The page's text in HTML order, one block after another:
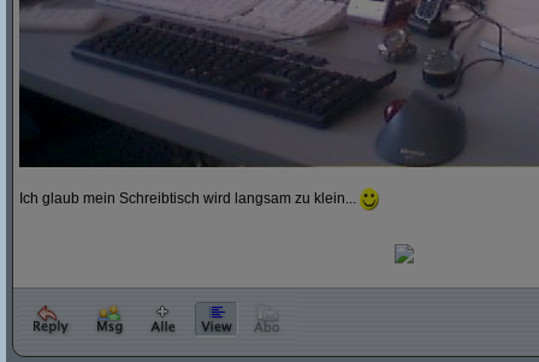
Ich glaub mein Schreibtisch wird langsam zu klein...